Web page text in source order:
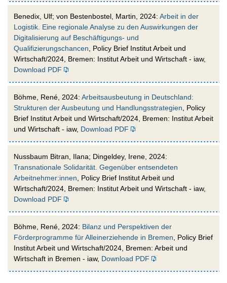
Benedix, Ulf; von Bestenbostel, Martin, 2024: Arbeit in der
Logistik. Eine regionale Analyse zu den Auswirkungen der
Digitalisierung auf Beschäftigungs- und
Qualifizierungschancen , Policy Brief Institut Arbeit und
Wirtschaft/2024, Bremen: Institut Arbeit und Wirtschaft - iaw,
Download PDF
Böhme, René, 2024: Arbeitsausbeutung in Deutschland:
Strukturen der Ausbeutung und Handlungsstrategien , Policy
Brief Institut Arbeit und Wirtschaft/2024, Bremen: Institut Arbeit
und Wirtschaft - iaw, Download PDF
Nussbaum Bitran, Ilana; Dingeldey, Irene, 2024:
Transnationale Solidarität. Gegenüber entsendeten
Arbeitnehmer:innen , Policy Brief Institut Arbeit und
Wirtschaft/2024, Bremen: Institut Arbeit und Wirtschaft - iaw,
Download PDF
Böhme, René, 2024: Bilanz und Perspektiven der
Förderprogramme für Alleinerziehende in Bremen , Policy Brief
Institut Arbeit und Wirtschaft/2024, Bremen: Arbeit und
Wirtschaft in Bremen - iaw, Download PDF